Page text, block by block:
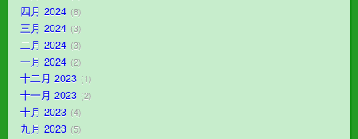
四月 2024 8
三月 2024 3
二月 2024 3
一月 2024 2
十二月 2023 1
十一月 2023 2
十月 2023 4
九月 2023 5